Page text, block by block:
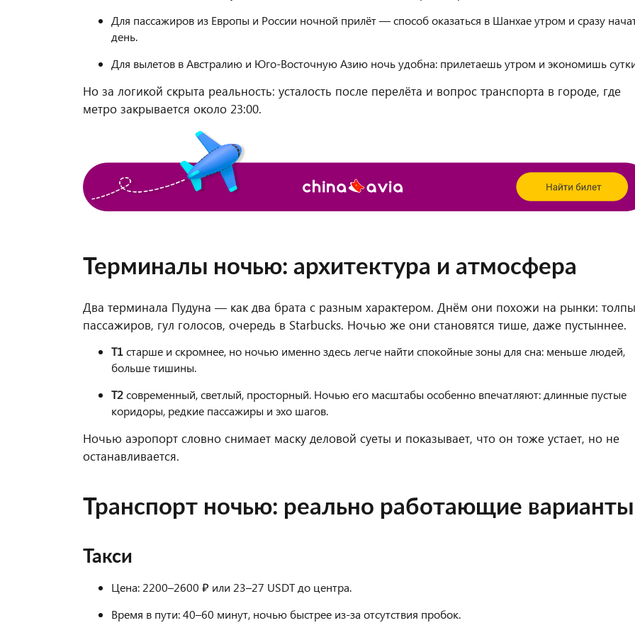
Для пассажиров из Европы и России ночной прилёт — способ оказаться в Шанхае утром и сразу
день.
Для вылетов в Австралию и Юго-Восточную Азию ночь удобна: прилетаешь утром и экономишь
Но за логикой скрыта реальность: усталость после перелёта и вопрос транспорта в городе, где
метро закрывается около 23:00.
Терминалы ночью: архитектура и атмосфера
Два терминала Пудуна — как два брата с разным характером. Днём они похожи на рынки: толпы
пассажиров, гул голосов, очередь в Starbucks. Ночью же они становятся тише, даже пустыннее.
Т1старше и скромнее, но ночью именно здесь легче найти спокойные зоны для сна: меньше людей,
больше тишины.
Т2современный, светлый, просторный. Ночью его масштабы особенно впечатляют: длинные пустые
коридоры, редкие пассажиры и эхо шагов.
Ночью аэропорт словно снимает маску деловой суеты и показывает, что он тоже устает, но не
останавливается.
Транспорт ночью: реально работающие варианты
Такси
Цена: 2200–2600 ₽ или 23–27 USDT до центра.
Время в пути: 40–60 минут, ночью быстрее из-за отсутствия пробок.